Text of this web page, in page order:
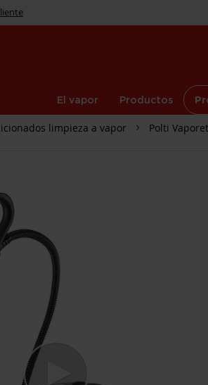
El vapor Productos
limpieza a vapor Polti